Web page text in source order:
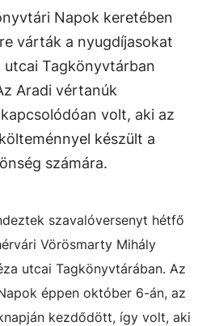
Napok keretében
várták a nyugdíjasokat
utcai Tagkönyvtárban
Aradi vértanúk
volt, aki az
készült a
számára.
szavalóversenyt hétfő
Vörösmarty Mihály
utcai Tagkönyvtárában. Az
éppen október 6-án, az
kezdődött, így volt, aki